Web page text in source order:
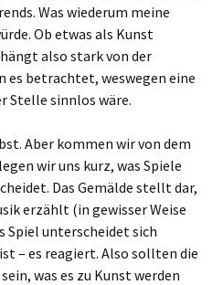
Was wiederum meine
Ob etwas als Kunst
also stark von der
es betrachtet, weswegen eine
Stelle sinnlos wäre.
Aber kommen wir von dem
wir uns kurz, was Spiele
Das Gemälde stellt dar,
erzählt (in gewisser Weise
Spiel unterscheidet sich
– es reagiert. Also sollten die
was es zu Kunst werden